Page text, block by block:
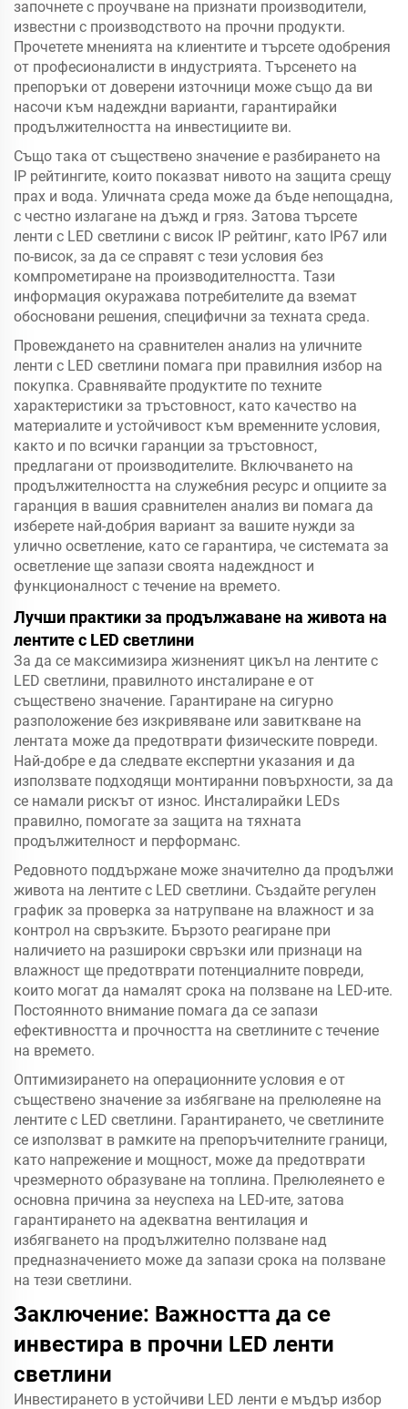
започнете с проучване на признати производители,
известни с производството на прочни продукти.
Прочетете мненията на клиентите и търсете одобрения
от професионалисти в индустрията. Търсенето на
препоръки от доверени източници може също да ви
насочи към надеждни варианти, гарантирайки
продължителността на инвестициите ви.
Също така от съществено значение е разбирането на
IP рейтингите, които показват нивото на защита срещу
прах и вода. Уличната среда може да бъде непощадна,
с честно излагане на дъжд и гряз. Затова търсете
ленти с LED светлини с висок IP рейтинг, като IP67 или
по-висок, за да се справят с тези условия без
компрометиране на производителността. Тази
информация окуражава потребителите да вземат
обосновани решения, специфични за техната среда.
Провеждането на сравнителен анализ на уличните
ленти с LED светлини помага при правилния избор на
покупка. Сравнявайте продуктите по техните
характеристики за тръстовност, като качество на
материалите и устойчивост към временните условия,
както и по всички гаранции за тръстовност,
предлагани от производителите. Включването на
продължителността на служебния ресурс и опциите за
гаранция в вашия сравнителен анализ ви помага да
изберете най-добрия вариант за вашите нужди за
улично осветление, като се гарантира, че системата за
осветление ще запази своята надеждност и
функционалност с течение на времето.
Лучши практики за продължаване на живота на
лентите с LED светлини
За да се максимизира жизненият цикъл на лентите с
LED светлини, правилното инсталиране е от
съществено значение. Гарантиране на сигурно
разположение без изкривяване или завиткване на
лентата може да предотврати физическите повреди.
Най-добре е да следвате експертни указания и да
използвате подходящи монтиранни повърхности, за да
се намали рискът от износ. Инсталирайки LEDs
правилно, помогате за защита на тяхната
продължителност и перформанс.
Редовното поддържане може значително да продължи
живота на лентите с LED светлини. Създайте регулен
график за проверка за натрупване на влажност и за
контрол на свръзките. Бързото реагиране при
наличието на разшироки свръзки или признаци на
влажност ще предотврати потенциалните повреди,
които могат да намалят срока на ползване на LED-ите.
Постоянното внимание помага да се запази
ефективността и прочността на светлините с течение
на времето.
Оптимизирането на операционните условия е от
съществено значение за избягване на прелюлеяне на
лентите с LED светлини. Гарантирането, че светлините
се използват в рамките на препоръчителните граници,
като напрежение и мощност, може да предотврати
чрезмерното образуване на топлина. Прелюлеянето е
основна причина за неуспеха на LED-ите, затова
гарантирането на адекватна вентилация и
избягването на продължително ползване над
предназначението може да запази срока на ползване
на тези светлини.
Заключение: Важността да се
инвестира в прочни LED ленти
светлини
Инвестирането в устойчиви LED ленти е мъдър избор